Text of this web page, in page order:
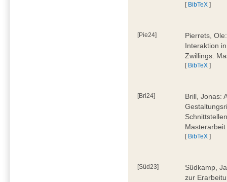
[ BibTeX ]
[Pie24]
Pierrets,
Interaktion
Zwillings.
[ BibTeX ]
[Bri24]
Brill, Jonas:
[ BibTeX ]
[Süd23]
Südkamp,
zur